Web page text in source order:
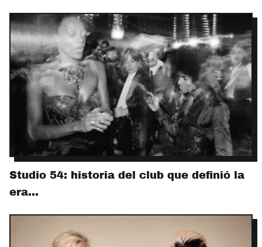
Studio 54: historia del club que definió la
era…